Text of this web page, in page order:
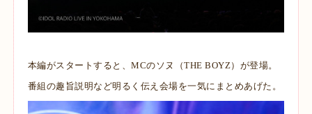
本編がスタートすると、MCのソヌ（THE BOYZ）が登場。
番組の趣旨説明など明るく伝え会場を一気にまとめあげた。